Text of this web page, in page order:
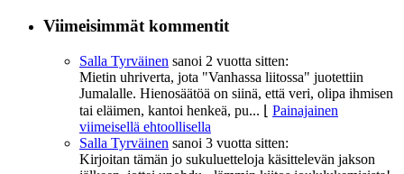
Viimeisimmät kommentit
Salla Tyrväinen sanoi 2 vuotta sitten:
Mietin uhriverta, jota "Vanhassa liitossa" juotettiin
Jumalalle. Hienosäätöä on siinä, että veri, olipa ihmisen
tai eläimen, kantoi henkeä, pu...
Painajainen
viimeisellä ehtoollisella
Salla Tyrväinen sanoi 3 vuotta sitten:
Kirjoitan tämän jo sukuluetteloja käsittelevän jakson